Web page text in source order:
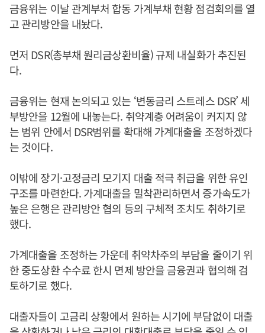
금융위는 이날 관계부처 합동 가계부채 현황 점검회의를 열
고 관리방안을 내놨다.
먼저 DSR(총부채 원리금상환비율) 규제 내실화가 추진된
다.
금융위는 현재 논의되고 있는 ‘변동금리 스트레스 DSR’ 세
부방안을 12월에 내놓는다. 취약계층 어려움이 커지지 않
는 범위 안에서 DSR범위를 확대해 가계대출을 조정하겠다
는 것이다.
이밖에 장기·고정금리 모기지 대출 적극 취급을 위한 유인
구조를 마련한다. 가계대출을 밀착관리하면서 증가속도가
높은 은행은 관리방안 협의 등의 구체적 조치도 취하기로
했다.
가계대출을 조정하는 가운데 취약차주의 부담을 줄이기 위
한 중도상환 수수료 한시 면제 방안을 금융권과 협의해 검
토하기로 했다.
대출자들이 고금리 상황에서 원하는 시기에 부담없이 대출